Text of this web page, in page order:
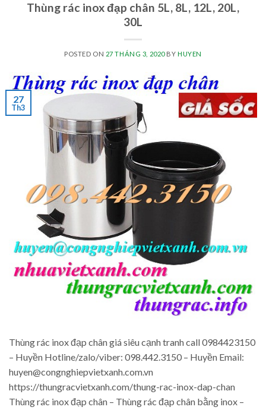
Thùng rác inox đạp chân 5L, 8L, 12L, 20L,
30L
POSTED ON 27 THÁNG 3, 2020BY HUYEN
27
Th3
Thùng rác inox đạp chân giá siêu cạnh tranh call 0984423150
– Huyền Hotline/zalo/viber: 098.442.3150 – Huyền Email:
huyen@congnghiepvietxanh.com.vn
https://thungracvietxanh.com/thung-rac-inox-dap-chan
Thùng rác inox đạp chân – Thùng rác đạp chân bằng inox –